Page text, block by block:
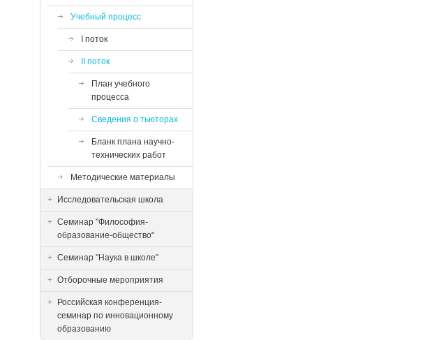
Учебный процесс
I поток
II поток
План учебного
процесса
Сведения о тьюторах
Бланк плана научно-
технических работ
Методические материалы
Исследовательская школа
Семинар "Философия-
образование-общество"
Семинар "Наука в школе"
Отборочные мероприятия
Российская конференция-
семинар по инновационному
образованию